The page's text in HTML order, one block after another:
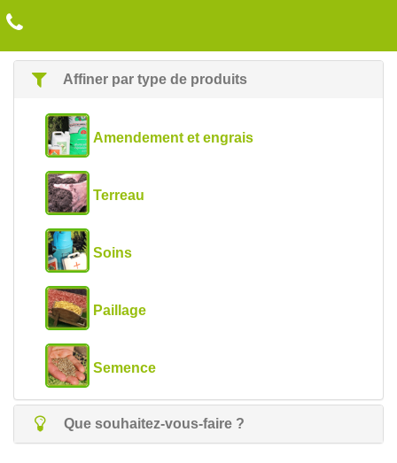
Affiner par type de produits
Amendement et engrais
Terreau
Soins
Paillage
Semence
Que souhaitez-vous-faire ?